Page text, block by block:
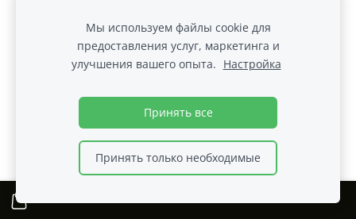
Renault
Мы используем файлы cookie для
предоставления услуг, маркетинга и
улучшения вашего опыта. Настройка
Принять все
Принять только необходимые